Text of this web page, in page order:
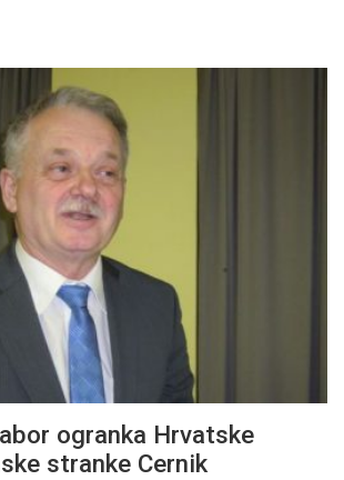
ogranka Hrvatske
stranke Cernik